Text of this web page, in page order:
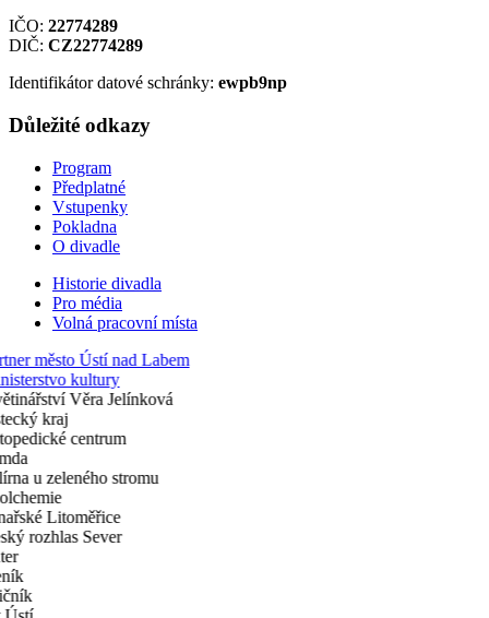
IČO: 22774289
DIČ: CZ22774289
Identifikátor datové schránky: ewpb9np
Důležité odkazy
Program
Předplatné
Vstupenky
Pokladna
O divadle
Historie divadla
Pro média
Volná pracovní místa